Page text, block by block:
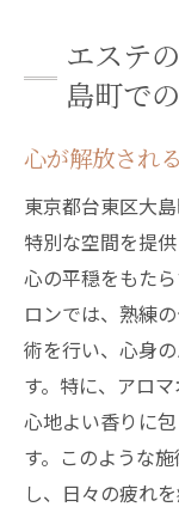
エステ
島町で
心が解放され
東京都台東区大
特別な空間を提
心の平穏をもた
ロンでは、熟練
術を行い、心身
す。特に、アロ
心地よい香りに
す。このような
し、日々の疲れ